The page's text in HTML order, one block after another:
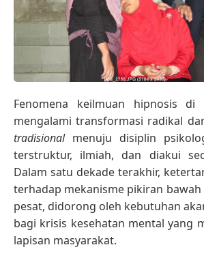
Fenomena keilmuan hipnosis di
mengalami transformasi radikal
tradisionalmenuju disiplin
terstruktur, ilmiah, dan diakui
Dalam satu dekade terakhir,
terhadap mekanisme pikiran
pesat, didorong oleh kebutuhan
bagi krisis kesehatan mental yang
lapisan masyarakat.